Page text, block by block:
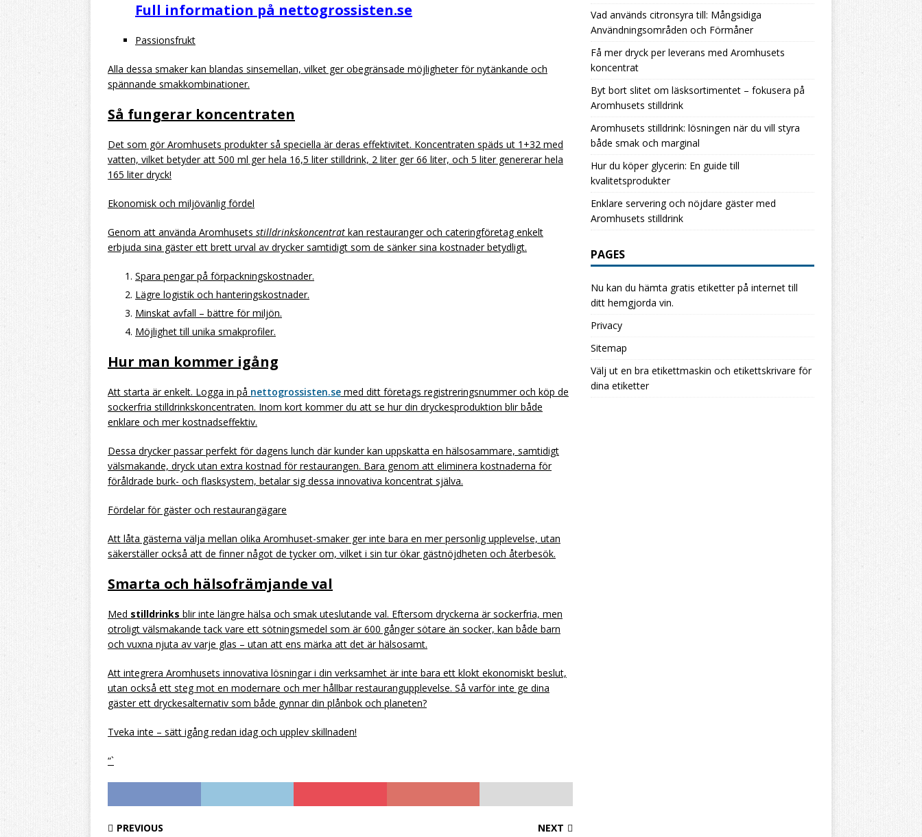
Full information på nettogrossisten.se
Passionsfrukt
Alla dessa smaker kan blandas sinsemellan, vilket ger obegränsade möjligheter för nytänkande och
spännande smakkombinationer.
Så fungerar koncentraten
Det som gör Aromhusets produkter så speciella är deras effektivitet. Koncentraten späds ut 1+32 med
vatten, vilket betyder att 500 ml ger hela 16,5 liter stilldrink, 2 liter ger 66 liter, och 5 liter genererar hela
165 liter dryck!
Ekonomisk och miljövänlig fördel
Genom att använda Aromhusets stilldrinkskoncentrat kan restauranger och cateringföretag enkelt
erbjuda sina gäster ett brett urval av drycker samtidigt som de sänker sina kostnader betydligt.
Spara pengar på förpackningskostnader.
Lägre logistik och hanteringskostnader.
Minskat avfall – bättre för miljön.
Möjlighet till unika smakprofiler.
Hur man kommer igång
Att starta är enkelt. Logga in på nettogrossisten.se med ditt företags registreringsnummer och köp de
sockerfria stilldrinkskoncentraten. Inom kort kommer du att se hur din dryckesproduktion blir både
enklare och mer kostnadseffektiv.
Dessa drycker passar perfekt för dagens lunch där kunder kan uppskatta en hälsosammare, samtidigt
välsmakande, dryck utan extra kostnad för restaurangen. Bara genom att eliminera kostnaderna för
föråldrade burk- och flasksystem, betalar sig dessa innovativa koncentrat själva.
Fördelar för gäster och restaurangägare
Att låta gästerna välja mellan olika Aromhuset-smaker ger inte bara en mer personlig upplevelse, utan
säkerställer också att de finner något de tycker om, vilket i sin tur ökar gästnöjdheten och återbesök.
Smarta och hälsofrämjande val
Med stilldrinks blir inte längre hälsa och smak uteslutande val. Eftersom dryckerna är sockerfria, men
otroligt välsmakande tack vare ett sötningsmedel som är 600 gånger sötare än socker, kan både barn
och vuxna njuta av varje glas – utan att ens märka att det är hälsosamt.
Att integrera Aromhusets innovativa lösningar i din verksamhet är inte bara ett klokt ekonomiskt beslut,
utan också ett steg mot en modernare och mer hållbar restaurangupplevelse. Så varför inte ge dina
gäster ett dryckesalternativ som både gynnar din plånbok och planeten?
Tveka inte – sätt igång redan idag och upplev skillnaden!
“`
PREVIOUS NEXT
Vad används citronsyra till: Mångsidiga
Användningsområden och Förmåner
Få mer dryck per leverans med Aromhusets
koncentrat
Byt bort slitet om läsksortimentet – fokusera på
Aromhusets stilldrink
Aromhusets stilldrink: lösningen när du vill styra
både smak och marginal
Hur du köper glycerin: En guide till
kvalitetsprodukter
Enklare servering och nöjdare gäster med
Aromhusets stilldrink
PAGES
Nu kan du hämta gratis etiketter på internet till
ditt hemgjorda vin.
Privacy
Sitemap
Välj ut en bra etikettmaskin och etikettskrivare för
dina etiketter